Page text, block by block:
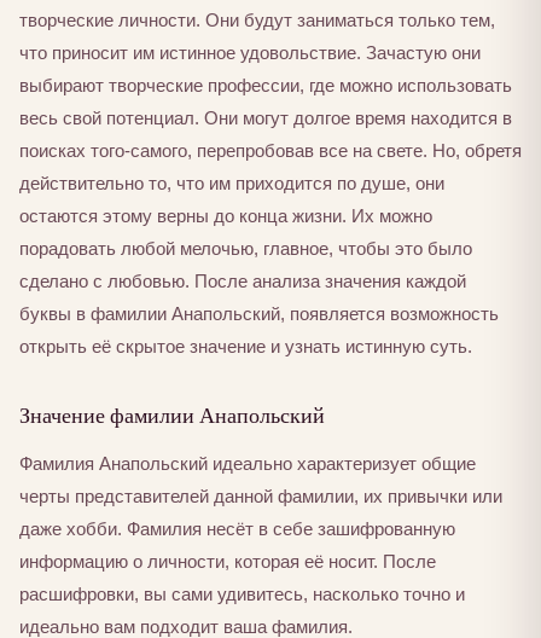
творческие личности. Они будут заниматься только тем,
что приносит им истинное удовольствие. Зачастую они
выбирают творческие профессии, где можно использовать
весь свой потенциал. Они могут долгое время находится в
поисках того-самого, перепробовав все на свете. Но, обретя
действительно то, что им приходится по душе, они
остаются этому верны до конца жизни. Их можно
порадовать любой мелочью, главное, чтобы это было
сделано с любовью. После анализа значения каждой
буквы в фамилии Анапольский, появляется возможность
открыть её скрытое значение и узнать истинную суть.
Значение фамилии Анапольский
Фамилия Анапольский идеально характеризует общие
черты представителей данной фамилии, их привычки или
даже хобби. Фамилия несёт в себе зашифрованную
информацию о личности, которая её носит. После
расшифровки, вы сами удивитесь, насколько точно и
идеально вам подходит ваша фамилия.